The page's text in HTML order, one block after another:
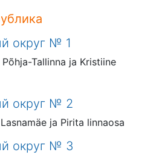
округ № 1
Tallinna ja Kristiine
округ № 2
ja Pirita linnaosa
округ № 3